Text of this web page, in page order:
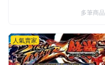
多筆商品
人氣賣家